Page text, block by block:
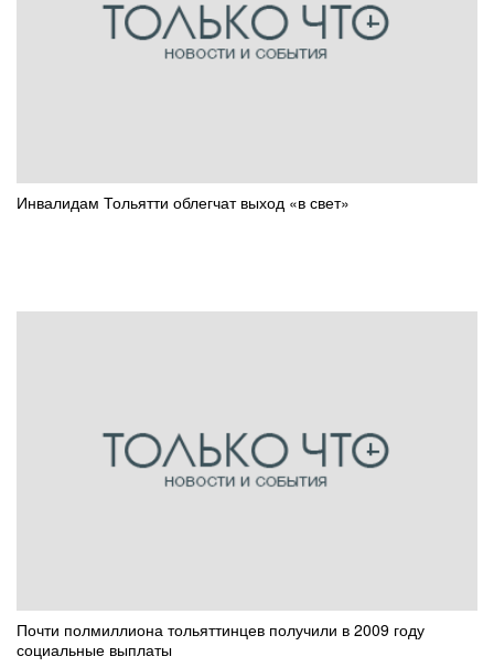
Инвалидам Тольятти облегчат выход «в свет»
Почти полмиллиона тольяттинцев получили в 2009 году
социальные выплаты